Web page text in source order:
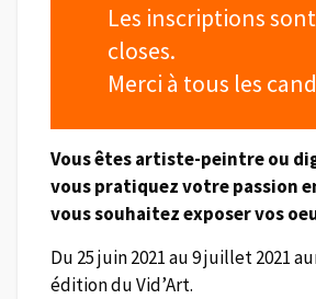
Les inscriptions sont
closes.
Merci à tous les
Vous êtes artiste-peintre ou
vous pratiquez votre passion
vous souhaitez exposer vos
Du 25 juin 2021 au 9 juillet 2021
édition du Vid’Art.